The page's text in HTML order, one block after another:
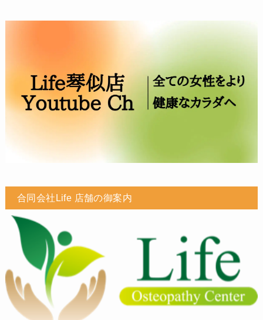
合同会社Life 店舗の御案内